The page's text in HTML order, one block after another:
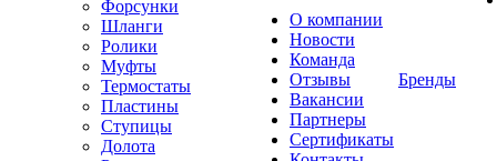
Форсунки
Шланги
Ролики
Муфты
Термостаты
Пластины
Ступицы
Долота
О компании
Новости
Команда
Отзывы
Вакансии
Партнеры
Сертификаты
Бренды